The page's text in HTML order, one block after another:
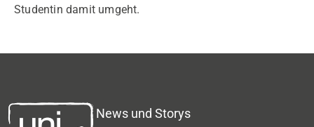
Studentin damit umgeht.
News und Storys